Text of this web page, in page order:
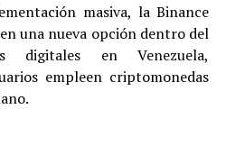
masiva, la Binance
una nueva opción dentro del
digitales en Venezuela,
empleen criptomonedas